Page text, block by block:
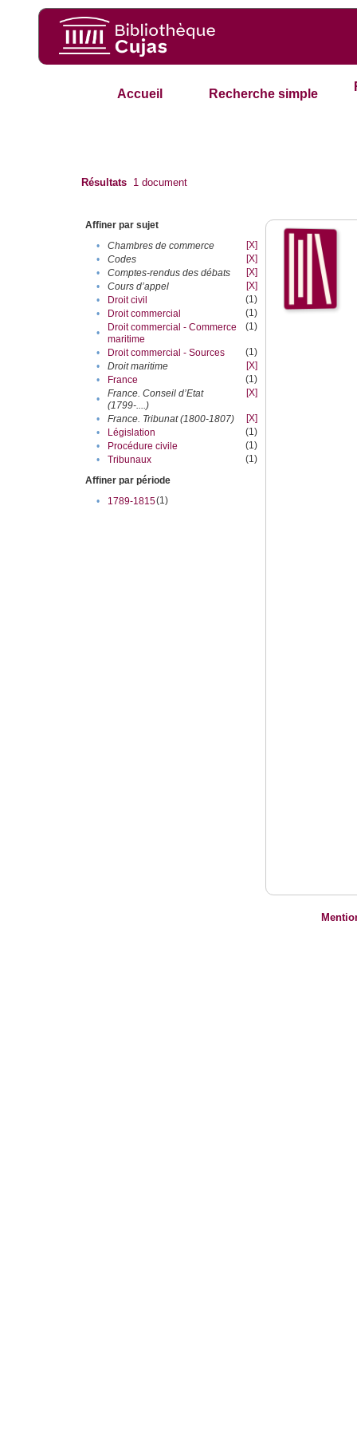
Accueil Recherche simple
Résultats 1 document
Affiner par sujet
•
Chambres de commerce
[X]
•
Codes
[X]
•
Comptes-rendus des débats
[X]
•
Cours d’appel
[X]
•
Droit civil
(1)
•
Droit commercial
(1)
•
Droit commercial - Commerce
maritime
(1)
• Droit commercial - Sources
(1)
•
Droit maritime
[X]
•
France
(1)
•
France. Conseil d’Etat
(1799-....)
[X]
• France. Tribunat (1800-1807)
[X]
•
Législation
(1)
•
Procédure civile
(1)
•
Tribunaux
(1)
Affiner par période
•
1789-1815(1)